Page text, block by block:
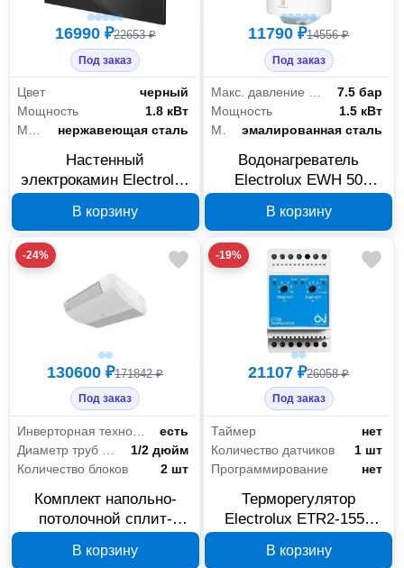
16990 ₽22653 ₽
Под заказ
Цвет
черный
Мощность
1.8 кВт
нержавеющая сталь
Настенный
электрокамин Electrolux
1052292
В корзину
11790 ₽14556 ₽
Под заказ
Макс. давление воды
7.5 бар
Мощность
1.5 кВт
эмалированная сталь
Водонагреватель
Electrolux EWH 50
В корзину
-24%
130600 ₽171842 ₽
Под заказ
есть
1/2 дюйм
Количество блоков
2 шт
Комплект напольно-
потолочной сплит-
EACU-18H/UP3-DC/N8
В корзину
-19%
21107 ₽26058 ₽
Под заказ
Таймер
нет
Количество датчиков
1 шт
Программирование
нет
Терморегулятор
Electrolux ETR2-1550
системы снеготаяния
В корзину